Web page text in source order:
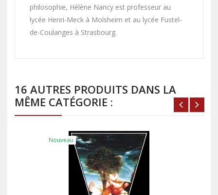
philosophie, Hélène Nancy est professeur au
lycée Henri-Meck à Molsheim et au lycée Fustel-
de-Coulanges à Strasbourg.
16 AUTRES PRODUITS DANS LA
MÊME CATÉGORIE :
Nouveau